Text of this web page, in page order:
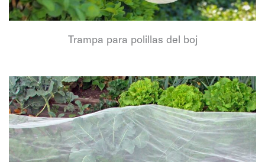
Trampa para polillas del boj